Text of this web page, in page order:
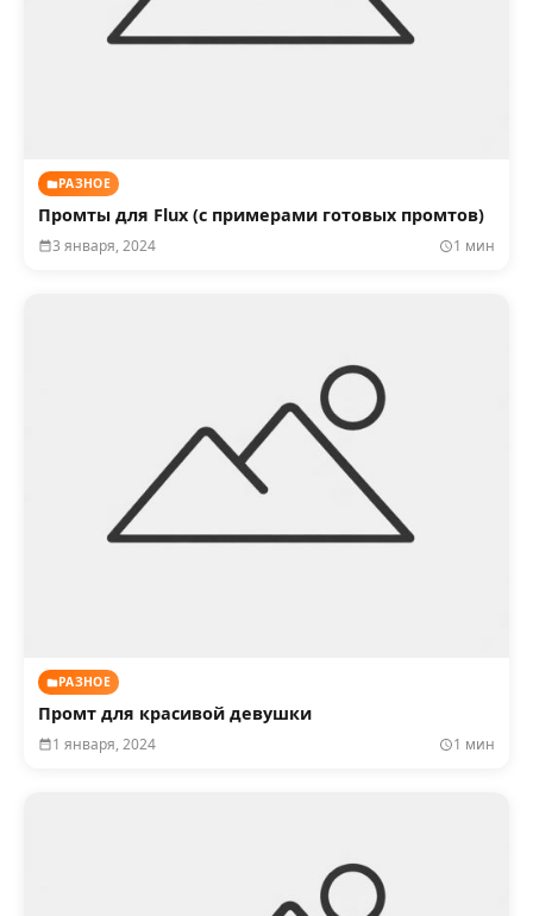
РАЗНОЕ
Промты для Flux (с примерами готовых промтов)
3 января, 2024 1 мин
РАЗНОЕ
Промт для красивой девушки
1 января, 2024 1 мин